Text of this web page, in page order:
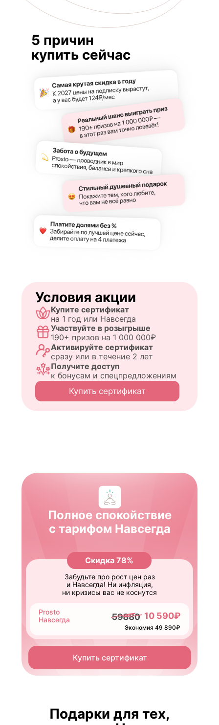
5 причин
купить сейчас
Условия акции
Купите сертификат
на 1 год или Навсегда
Участвуйте в розыгрыше
190+ призов на 1 000 000₽
Активируйте сертификат
сразу или в течение 2 лет
Получите доступ
к бонусам и спецпредложениям
Купить сертификат
Полное спокойствие
с тарифом Навсегда
Скидка 78%
Купить сертификат
Забудьте про рост цен раз
и Навсегда! Ни инфляция,
ни кризисы вас не коснутся
Prosto
Навсегда
10 590₽
Экономия 49 890₽
Подарки для тех,